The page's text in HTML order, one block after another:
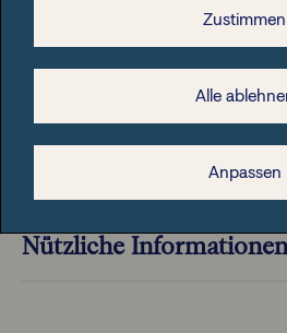
Im Fondsfinder der FFB unter der
Rechtliche Hinweise
Nützliche Informationen
Zustimmen
Alle
Anpassen